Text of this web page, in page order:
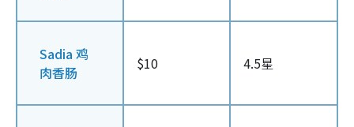
Sadia 鸡
肉香肠
$10 4.5星